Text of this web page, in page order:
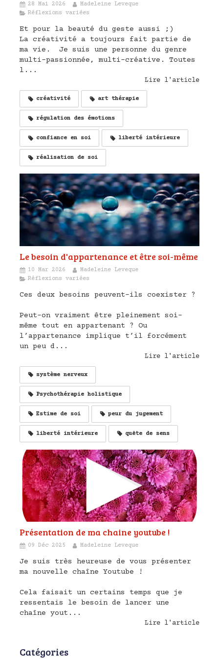
28 Mai 2026
Madeleine Leveque
Réflexions variées
Et pour la beauté du geste aussi ;)
La créativité a toujours fait partie de
ma vie. Je suis une personne du genre
multi-passionnée, multi-créative. Toutes
l...
Lire l'article
créativité art thérapie
régulation des émotions
confiance en soi liberté intérieure
réalisation de soi
Le besoin d'appartenance et être soi-même
10 Mar 2026
Madeleine Leveque
Réflexions variées
Ces deux besoins peuvent-ils coexister ?
Peut-on vraiment être pleinement soi-
même tout en appartenant ? Ou
l’appartenance implique t’il forcément
un peu d...
Lire l'article
système nerveux
Psychothérapie holistique
Estime de soi peur du jugement
liberté intérieure quête de sens
Présentation de ma chaine youtube !
09 Déc 2025 Madeleine Leveque
Je suis très heureuse de vous présenter
ma nouvelle chaîne Youtube !
Cela faisait un certains temps que je
ressentais le besoin de lancer une
chaîne yout...
Lire l'article
Catégories